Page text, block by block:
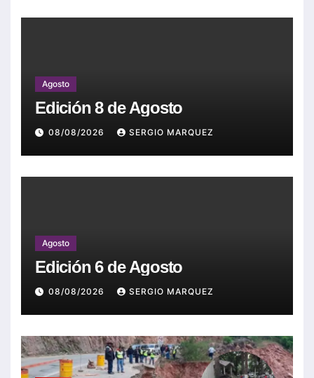
Agosto
Edición 8 de Agosto
08/08/2026 SERGIO MARQUEZ
Agosto
Edición 6 de Agosto
08/08/2026 SERGIO MARQUEZ